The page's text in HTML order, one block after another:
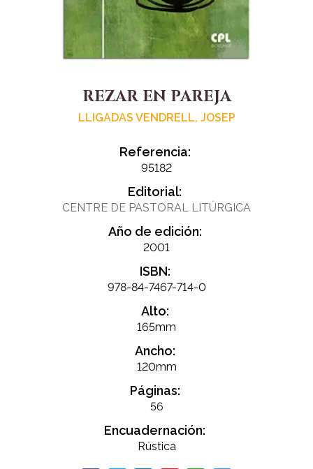
REZAR EN PAREJA
LLIGADAS VENDRELL, JOSEP
Referencia:
95182
Editorial:
CENTRE DE PASTORAL LITÚRGICA
Año de edición:
2001
ISBN:
978-84-7467-714-0
Alto:
165mm
Ancho:
120mm
Páginas:
56
Encuadernación:
Rústica